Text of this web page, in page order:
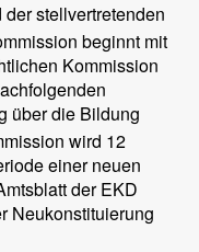
stellvertretenden
beginnt mit
Kommission
über die Bildung
wird 12
einer neuen
der EKD
Neukonstituierung